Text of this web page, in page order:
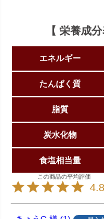
【 栄養成
エネルギー
たんぱく質
脂質
炭水化物
食塩相当量